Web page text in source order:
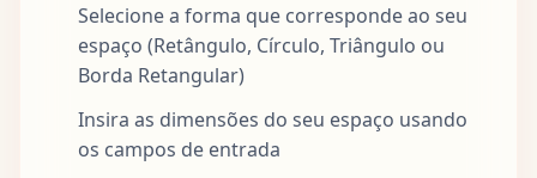
Selecione a forma que corresponde ao seu
espaço (Retângulo, Círculo, Triângulo ou
Borda Retangular)
Insira as dimensões do seu espaço usando
os campos de entrada